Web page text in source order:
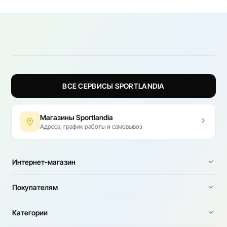
ВСЕ СЕРВИСЫ SPORTLANDIA
Магазины Sportlandia
Адреса, график работы и самовывоз
Интернет-магазин
Покупателям
Категории